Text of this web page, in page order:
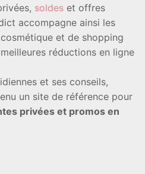
soldes et offres
accompagne ainsi les
et de shopping
réductions en ligne
et ses conseils,
un site de référence pour
privées et promos en